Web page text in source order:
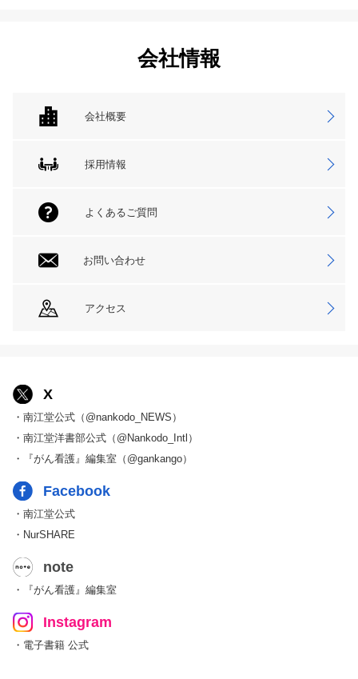
会社情報
会社概要
採用情報
よくあるご質問
お問い合わせ
アクセス
X
・南江堂公式（@nankodo_NEWS）
・南江堂洋書部公式（@Nankodo_Intl）
・『がん看護』編集室（@gankango）
Facebook
・南江堂公式
・NurSHARE
note
・『がん看護』編集室
Instagram
・電子書籍 公式